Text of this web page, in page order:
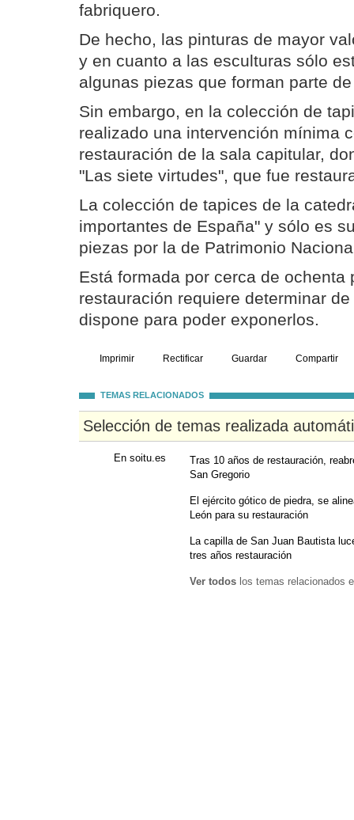
fabriquero.
De hecho, las pinturas de mayor
y en cuanto a las esculturas sólo
algunas piezas que forman parte
Sin embargo, en la colección de
realizado una intervención mínima
restauración de la sala capitular,
"Las siete virtudes", que fue
La colección de tapices de la
importantes de España" y sólo es
piezas por la de Patrimonio
Está formada por cerca de ochenta
restauración requiere determinar
dispone para poder exponerlos.
Imprimir Rectificar Guardar Compartir
TEMAS RELACIONADOS
Selección de temas realizada
En soitu.es
Tras 10 años de restauración,
San Gregorio
El ejército gótico de piedra, se
León para su restauración
La capilla de San Juan Bautista
tres años restauración
Ver todos los temas relacionados